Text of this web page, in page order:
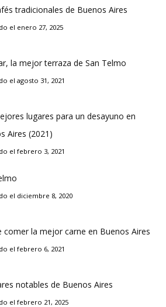
tradicionales de Buenos Aires
el enero 27, 2025
la mejor terraza de San Telmo
el agosto 31, 2021
lugares para un desayuno en
Aires (2021)
el febrero 3, 2021
el diciembre 8, 2020
comer la mejor carne en Buenos Aires
el febrero 6, 2021
notables de Buenos Aires
el febrero 21, 2025